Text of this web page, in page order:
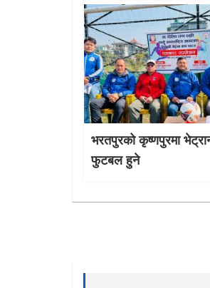
भरतपुरको कृष्णपुरमा
फुटबल हुने